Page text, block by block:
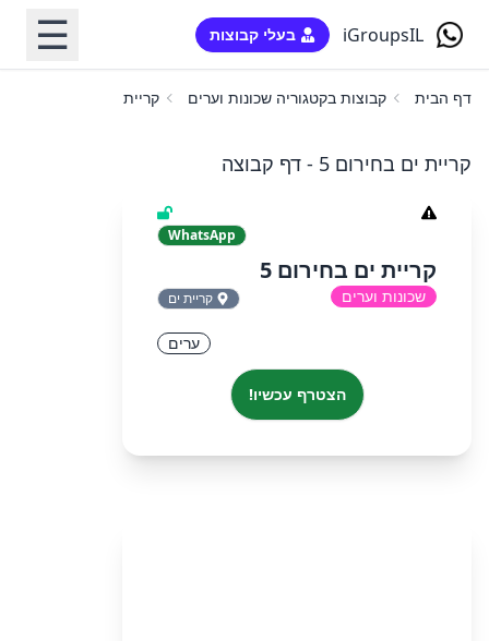
iGroupsIL בעלי קבוצות ☰
דף הבית קבוצות בקטגוריה שכונות וערים קריית ים בחירום 5
קריית ים בחירום 5 - דף קבוצה
WhatsApp
קריית ים בחירום 5
שכונות וערים קריית ים
ערים
הצטרף עכשיו!